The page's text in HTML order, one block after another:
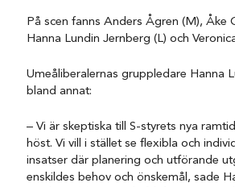
På scen fanns Anders Ågren (M), Åke
Hanna Lundin Jernberg (L) och
Umeåliberalernas gruppledare Hanna
bland annat:
– Vi är skeptiska till S-styrets nya
höst. Vi vill i stället se flexibla och
insatser där planering och utförande
enskildes behov och önskemål, sade